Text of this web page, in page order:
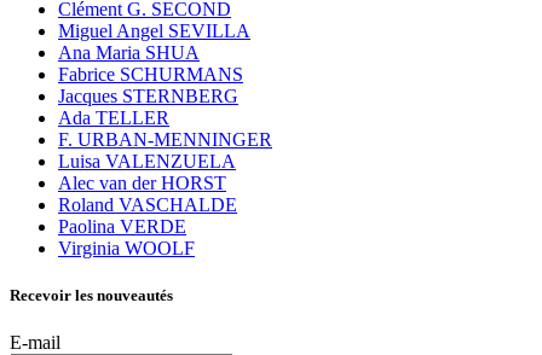
Clément G. SECOND
Miguel Angel SEVILLA
Ana Maria SHUA
Fabrice SCHURMANS
Jacques STERNBERG
Ada TELLER
F. URBAN-MENNINGER
Luisa VALENZUELA
Alec van der HORST
Roland VASCHALDE
Paolina VERDE
Virginia WOOLF
Recevoir les nouveautés
E-mail